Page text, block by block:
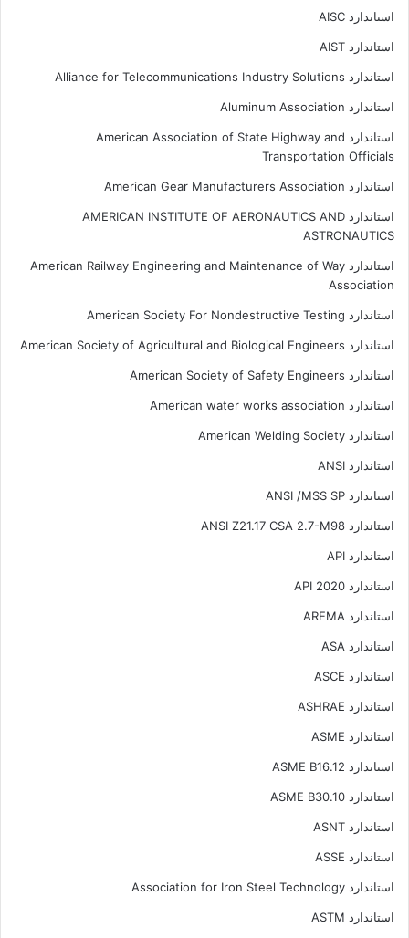
استاندارد AISC
استاندارد AIST
استاندارد Alliance for Telecommunications Industry Solutions
استاندارد Aluminum Association
استاندارد American Association of State Highway and
Transportation Officials
استاندارد American Gear Manufacturers Association
استاندارد AMERICAN INSTITUTE OF AERONAUTICS AND
ASTRONAUTICS
استاندارد American Railway Engineering and Maintenance of Way
Association
استاندارد American Society For Nondestructive Testing
استاندارد American Society of Agricultural and Biological Engineers
استاندارد American Society of Safety Engineers
استاندارد American water works association
استاندارد American Welding Society
استاندارد ANSI
استاندارد ANSI /MSS SP
استاندارد ANSI Z21.17 CSA 2.7-M98
استاندارد API
استاندارد API 2020
استاندارد AREMA
استاندارد ASA
استاندارد ASCE
استاندارد ASHRAE
استاندارد ASME
استاندارد ASME B16.12
استاندارد ASME B30.10
استاندارد ASNT
استاندارد ASSE
استاندارد Association for Iron Steel Technology
استاندارد ASTM